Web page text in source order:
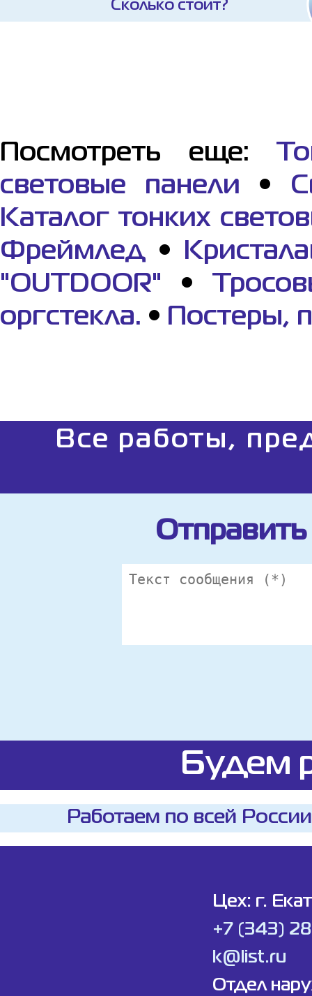
Сколько стоит?
Посмотреть еще:
световые панели •
Каталог тонких
Фреймлед •
"OUTDOOR" •
оргстекла. • Постеры,
Все работы,
Отправить
Будем
Работаем по всей
Цех: г.
+7 (343)
k@list.ru
Отдел